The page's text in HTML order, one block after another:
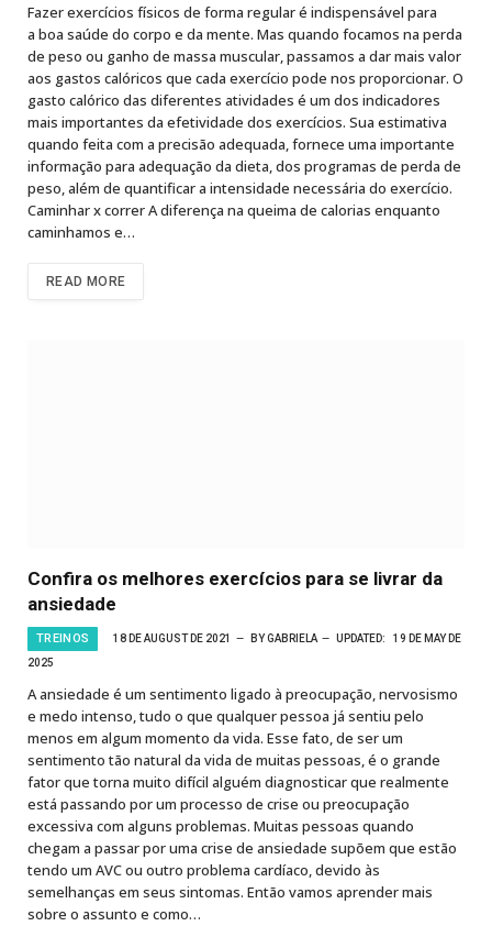
Fazer exercícios físicos de forma regular é indispensável para
a boa saúde do corpo e da mente. Mas quando focamos na perda
de peso ou ganho de massa muscular, passamos a dar mais valor
aos gastos calóricos que cada exercício pode nos proporcionar. O
gasto calórico das diferentes atividades é um dos indicadores
mais importantes da efetividade dos exercícios. Sua estimativa
quando feita com a precisão adequada, fornece uma importante
informação para adequação da dieta, dos programas de perda de
peso, além de quantificar a intensidade necessária do exercício.
Caminhar x correr A diferença na queima de calorias enquanto
caminhamos e…
READ MORE
Confira os melhores exercícios para se livrar da
ansiedade
TREINOS 18 DE AUGUST DE 2021 BYGABRIELA UPDATED:
19 DE MAY DE
2025
A ansiedade é um sentimento ligado à preocupação, nervosismo
e medo intenso, tudo o que qualquer pessoa já sentiu pelo
menos em algum momento da vida. Esse fato, de ser um
sentimento tão natural da vida de muitas pessoas, é o grande
fator que torna muito difícil alguém diagnosticar que realmente
está passando por um processo de crise ou preocupação
excessiva com alguns problemas. Muitas pessoas quando
chegam a passar por uma crise de ansiedade supõem que estão
tendo um AVC ou outro problema cardíaco, devido às
semelhanças em seus sintomas. Então vamos aprender mais
sobre o assunto e como…